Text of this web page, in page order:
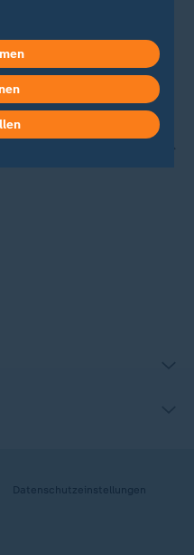
Datenschutzeinstellungen